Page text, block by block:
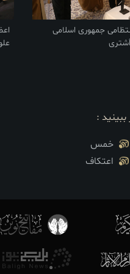
جمهوری اسلامی
:
خمس
اعتکاف